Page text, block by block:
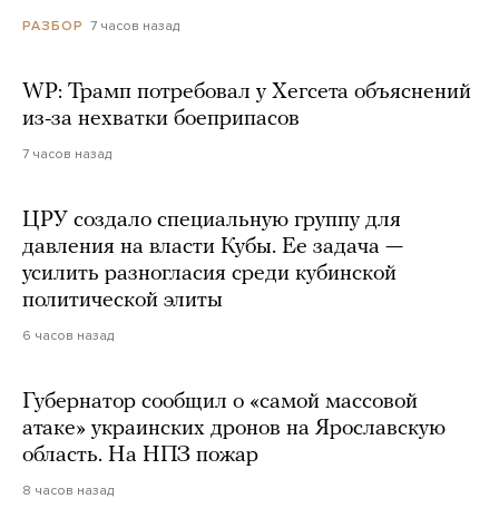
РАЗБОР 7 часов назад
WP: Трамп потребовал у Хегсета объяснений
из-за нехватки боеприпасов
7 часов назад
ЦРУ создало специальную группу для
давления на власти Кубы. Ее задача —
усилить разногласия среди кубинской
политической элиты
6 часов назад
Губернатор сообщил о «самой массовой
атаке» украинских дронов на Ярославскую
область. На НПЗ пожар
8 часов назад